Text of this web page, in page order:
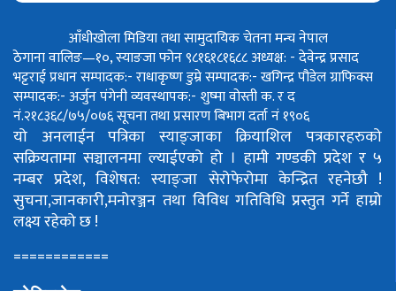
आँधीखोला मिडिया तथा सामुदायिक चेतना मन्च नेपाल
ठेगाना वालिङ—१०, स्याङजा फोन ९८१६१८१६८८अध्यक्ष: - देवेन्द्र प्रसाद
भट्टराईप्रधान सम्पादक:- राधाकृष्ण डुम्रेसम्पादक:- खगिन्द्र पौडेलग्राफिक्स
सम्पादक:- अर्जुन पंगेनीव्यवस्थापक:- शुष्मा वोस्तीक. र द
नं.२१८३६८/७५/०७६सूचना तथा प्रसारण बिभाग दर्ता नं १९०६
यो अनलाईन पत्रिका स्याङ्जाका क्रियाशिल पत्रकारहरुको
सक्रियतामा सञ्चालनमा ल्याईएको हो । हामी गण्डकी प्रदेश र ५
नम्बर प्रदेश, विशेषत: स्याङ्जा सेरोफेरोमा केन्द्रित रहनेछौ !
सुचना,जानकारी,मनोरञ्जन तथा विविध गतिविधि प्रस्तुत गर्ने हाम्रो
लक्ष्य रहेको छ !
============